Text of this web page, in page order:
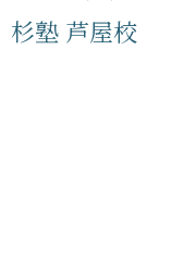
杉塾 芦屋校